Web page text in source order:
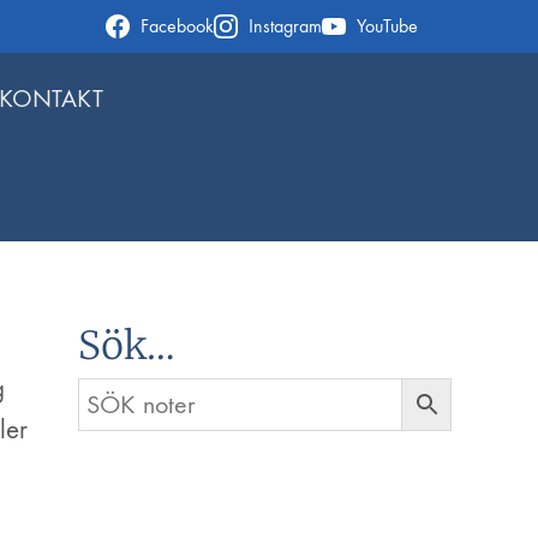
Facebook Instagram YouTube
KONTAKT
Sök…